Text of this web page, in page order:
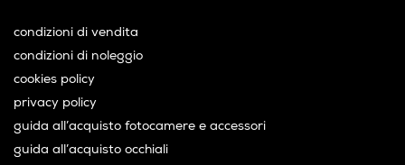
condizioni di vendita
condizioni di noleggio
cookies policy
privacy policy
guida all’acquisto fotocamere e accessori
guida all’acquisto occhiali